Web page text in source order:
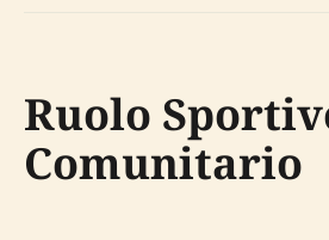
Ruolo
Comunitario